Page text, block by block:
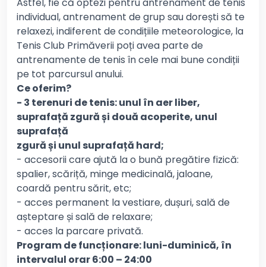
individual, antrenament de grup sau dorești să te
relaxezi, indiferent de condițiile meteorologice, la
Tenis Club Primăverii poți avea parte de
antrenamente de tenis în cele mai bune condiții
pe tot parcursul anului.
Ce oferim?
- 3 terenuri de tenis: unul în aer liber,
suprafață zgură și două acoperite, unul
suprafață
zgură și unul suprafață hard;
- accesorii care ajută la o bună pregătire fizică:
spalier, scăriță, minge medicinală, jaloane,
coardă pentru sărit, etc;
- acces permanent la vestiare, dușuri, sală de
așteptare și sală de relaxare;
- acces la parcare privată.
Program de funcționare: luni-duminică, în
intervalul orar 6:00 – 24:00